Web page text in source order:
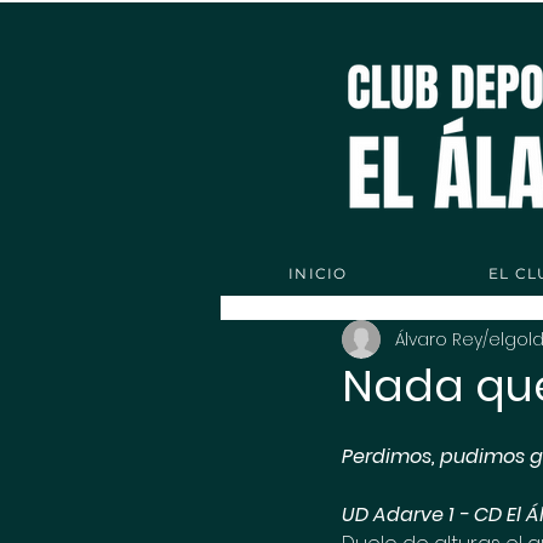
INICIO EL
Nada
Álvaro Rey/
Perdimos, pudimos
UD Adarve 1 - CD El